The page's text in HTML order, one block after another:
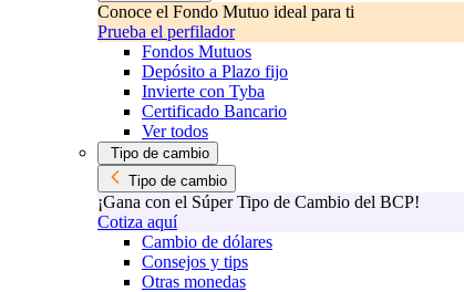
Conoce el Fondo Mutuo ideal para ti
Prueba el perfilador
Fondos Mutuos
Depósito a Plazo fijo
Invierte con Tyba
Certificado Bancario
Ver todos
Tipo de cambio
Tipo de cambio
¡Gana con el Súper Tipo de Cambio del BCP!
Cotiza aquí
Cambio de dólares
Consejos y tips
Otras monedas